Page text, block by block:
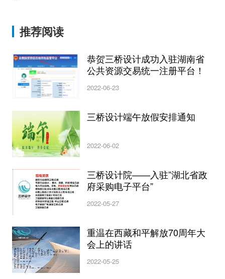
推荐阅读
恭贺三桥设计成功入驻湖南省
公共资源交易统一注册平台！
2022-06-23
三桥设计端午放假安排通知
2022-06-02
三桥设计院——入驻”湖北省政
府采购电子平台”
2022-05-27
重温在西藏和平解放70周年大
会上的讲话
2022-05-25